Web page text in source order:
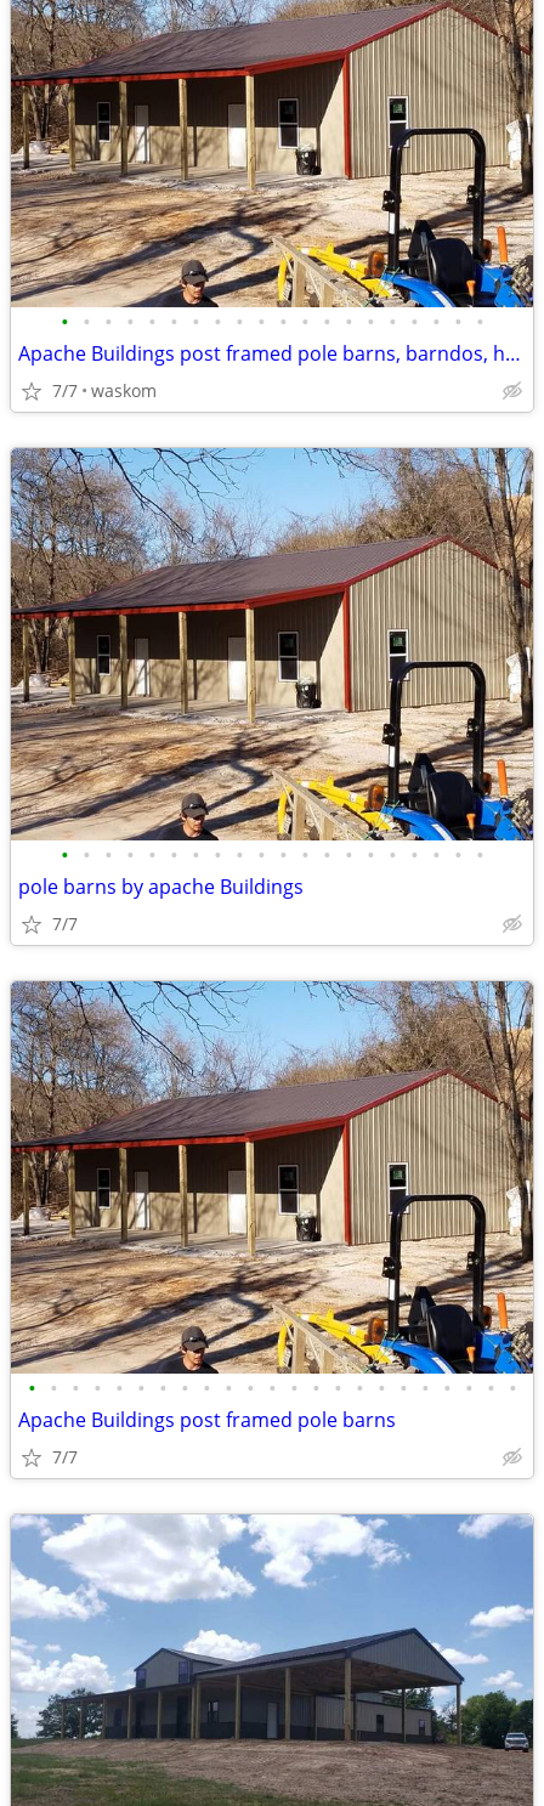
• • • • • • • • • • • • • • • • • • • •
Apache Buildings post framed pole barns, barndos, hay barns
7/7 waskom
• • • • • • • • • • • • • • • • • • • •
pole barns by apache Buildings
7/7
• • • • • • • • • • • • • • • • • • • • • • •
Apache Buildings post framed pole barns
7/7